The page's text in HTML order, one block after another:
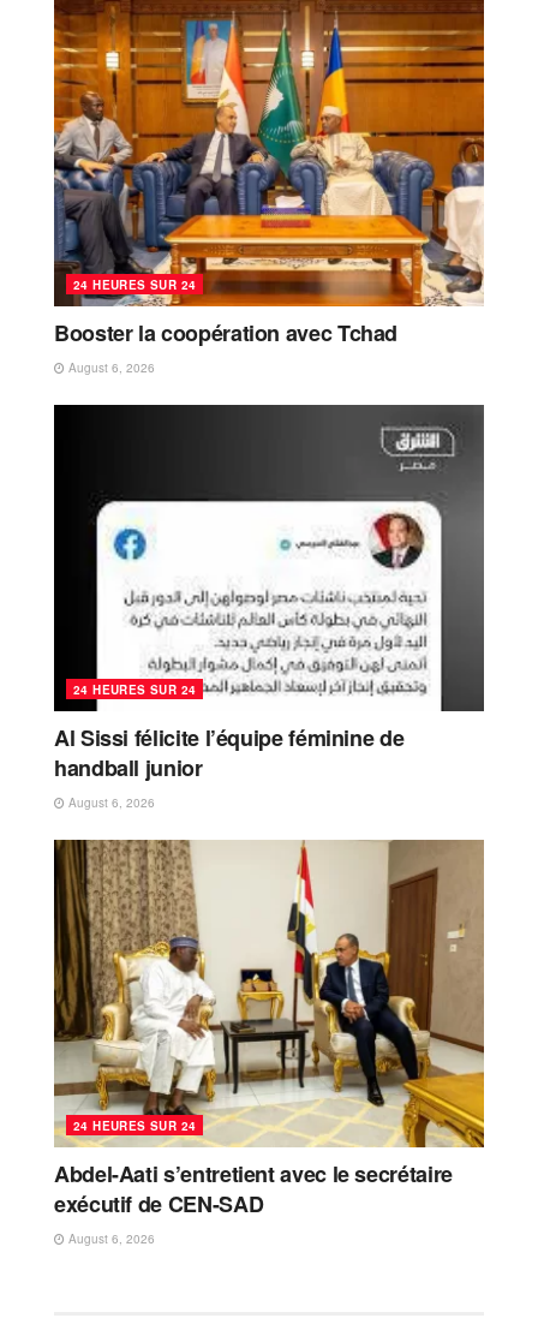
24 HEURES SUR 24
Booster la coopération avec Tchad
August 6, 2026
24 HEURES SUR 24
Al Sissi félicite l’équipe féminine de
handball junior
August 6, 2026
24 HEURES SUR 24
Abdel-Aati s’entretient avec le secrétaire
exécutif de CEN-SAD
August 6, 2026